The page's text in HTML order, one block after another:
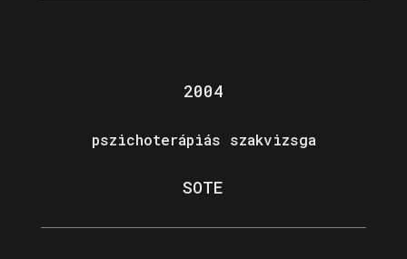
2004
pszichoterápiás szakvizsga
SOTE